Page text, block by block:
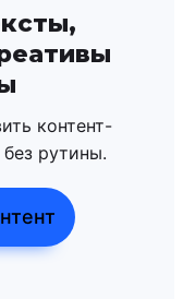
контент-
рутины.